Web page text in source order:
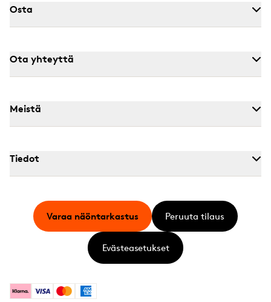
Osta
Ota yhteyttä
Meistä
Tiedot
KlarnaVisa MastercardAmerican Express
Varaa näöntarkastus Peruuta tilaus
Evästeasetukset